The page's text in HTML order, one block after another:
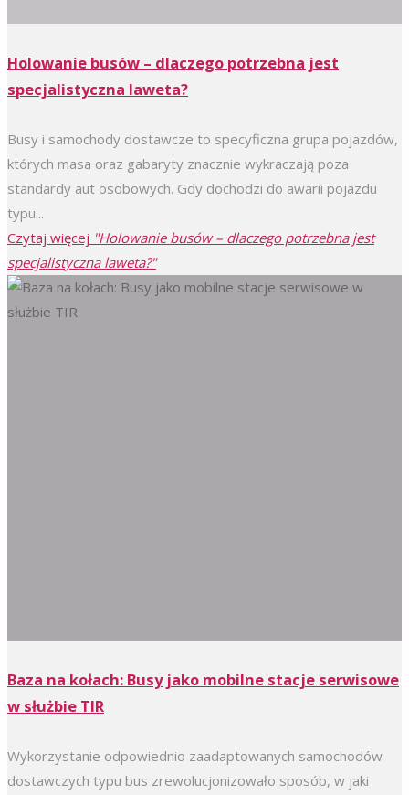
Holowanie busów – dlaczego potrzebna jest
specjalistyczna laweta?
Busy i samochody dostawcze to specyficzna grupa pojazdów,
których masa oraz gabaryty znacznie wykraczają poza
standardy aut osobowych. Gdy dochodzi do awarii pojazdu
typu...
Czytaj więcej "Holowanie busów – dlaczego potrzebna jest
specjalistyczna laweta?"
Baza na kołach: Busy jako mobilne stacje serwisowe
w służbie TIR
Wykorzystanie odpowiednio zaadaptowanych samochodów
dostawczych typu bus zrewolucjonizowało sposób, w jaki